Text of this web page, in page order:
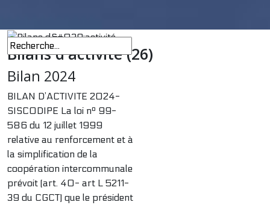
Bilans d'activité (26)
Bilan 2024
BILAN D’ACTIVITE 2024-
SISCODIPE La loi nº 99-
586 du 12 juillet 1999
relative au renforcement et à
la simplification de la
coopération intercommunale
prévoit (art. 40- art L 5211-
39 du CGCT) que le président